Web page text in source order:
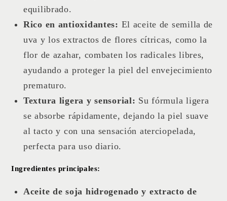
equilibrado.
Rico en antioxidantes: El aceite de semilla de
uva y los extractos de flores cítricas, como la
flor de azahar, combaten los radicales libres,
ayudando a proteger la piel del envejecimiento
prematuro.
Textura ligera y sensorial: Su fórmula ligera
se absorbe rápidamente, dejando la piel suave
al tacto y con una sensación aterciopelada,
perfecta para uso diario.
Ingredientes principales:
Aceite de soja hidrogenado y extracto de